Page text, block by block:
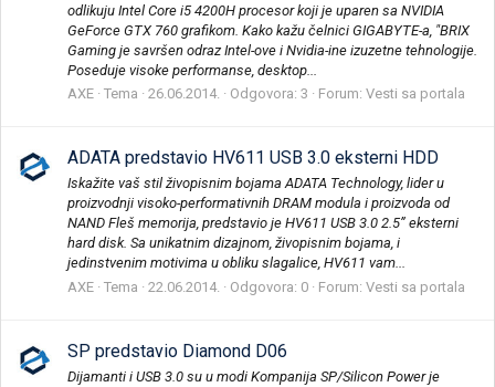
odlikuju Intel Core i5 4200H procesor koji je uparen sa NVIDIA
GeForce GTX 760 grafikom. Kako kažu čelnici GIGABYTE-a, "BRIX
Gaming je savršen odraz Intel-ove i Nvidia-ine izuzetne tehnologije.
Poseduje visoke performanse, desktop...
AXE Tema 26.06.2014. Odgovora: 3 Forum: Vesti sa portala
ADATA predstavio HV611 USB 3.0 eksterni HDD
Iskažite vaš stil živopisnim bojama ADATA Technology, lider u
proizvodnji visoko-performativnih DRAM modula i proizvoda od
NAND Fleš memorija, predstavio je HV611 USB 3.0 2.5” eksterni
hard disk. Sa unikatnim dizajnom, živopisnim bojama, i
jedinstvenim motivima u obliku slagalice, HV611 vam...
AXE Tema 22.06.2014. Odgovora: 0 Forum: Vesti sa portala
SP predstavio Diamond D06
Dijamanti i USB 3.0 su u modi Kompanija SP/Silicon Power je